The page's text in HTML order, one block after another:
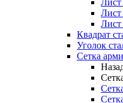
Лист
Лист
Лист
Квадрат
Уголок
Сетка